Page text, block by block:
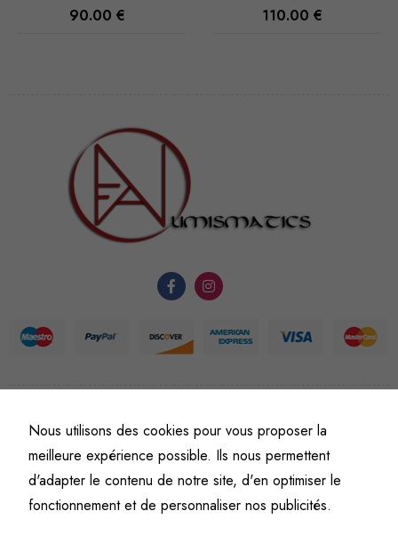
110.00
45.00
© Fine art numismatics
Politique de confidentialitéConditions générales de vente et d’utilisation
Mentions légales
Nous utilisons des cookies pour vous proposer la
meilleure expérience possible. Ils nous permettent
d'adapter le contenu de notre site, d'en optimiser le
fonctionnement et de personnaliser nos publicités.
puissions
fonctionnalité
structure du
fonction de
l'usage qu'il
en est fait.